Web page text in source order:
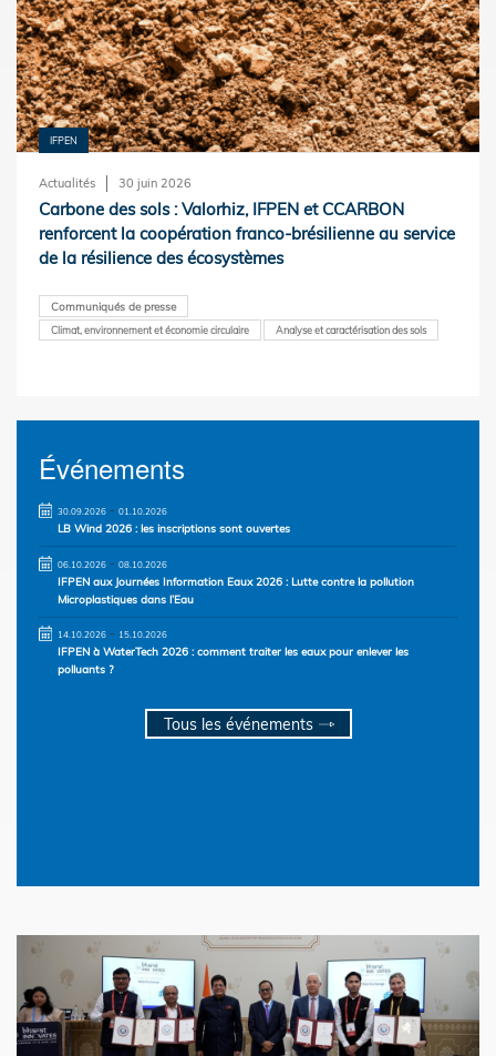
IFPEN
Actualités 30 juin 2026
Carbone des sols : Valorhiz, IFPEN et CCARBON
renforcent la coopération franco-brésilienne au service
de la résilience des écosystèmes
Communiqués de presse
Climat, environnement et économie circulaire Analyse et caractérisation des sols
Événements
30.09.2026- 01.10.2026
LB Wind 2026 : les inscriptions sont ouvertes
06.10.2026- 08.10.2026
IFPEN aux Journées Information Eaux 2026 : Lutte contre la pollution
Microplastiques dans l’Eau
14.10.2026- 15.10.2026
IFPEN à WaterTech 2026 : comment traiter les eaux pour enlever les
polluants ?
Tous les événements